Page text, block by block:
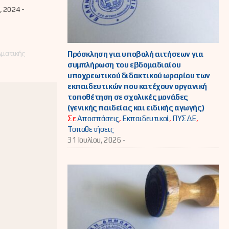
2024 -
Πρόσκληση για υποβολή αιτήσεων για
συμπλήρωση του εβδομαδιαίου
υποχρεωτικού διδακτικού ωραρίου των
εκπαιδευτικών που κατέχουν οργανική
τοποθέτηση σε σχολικές μονάδες
(γενικής παιδείας και ειδικής αγωγής)
ΣεΑποσπάσεις, Εκπαιδευτικοί, ΠΥΣΔΕ,
Τοποθετήσεις
31 Ιουλίου, 2026 -